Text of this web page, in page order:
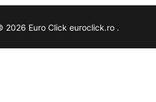
2026 Euro Click euroclick.ro .